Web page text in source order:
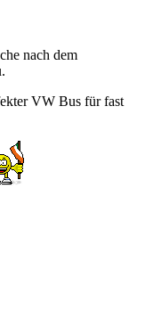
nach dem
VW Bus für fast